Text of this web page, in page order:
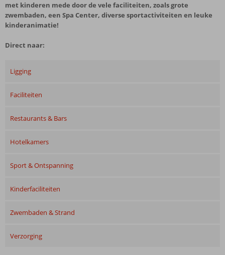
met kinderen mede door de vele faciliteiten, zoals grote
zwembaden, een Spa Center, diverse sportactiviteiten en leuke
kinderanimatie!
Direct naar:
Ligging
Faciliteiten
Restaurants & Bars
Hotelkamers
Sport & Ontspanning
Kinderfaciliteiten
Zwembaden & Strand
Verzorging